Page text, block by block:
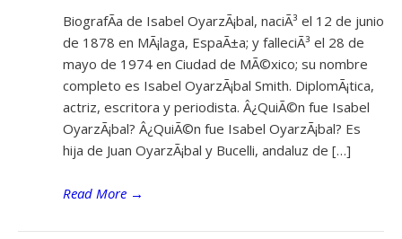
BiografÃ­a de Isabel OyarzÃ¡bal, naciÃ³ el 12 de junio
de 1878 en MÃ¡laga, EspaÃ±a; y falleciÃ³ el 28 de
mayo de 1974 en Ciudad de MÃ©xico; su nombre
completo es Isabel OyarzÃ¡bal Smith. DiplomÃ¡tica,
actriz, escritora y periodista. Â¿QuiÃ©n fue Isabel
OyarzÃ¡bal? Â¿QuiÃ©n fue Isabel OyarzÃ¡bal? Es
hija de Juan OyarzÃ¡bal y Bucelli, andaluz de […]
Read More →